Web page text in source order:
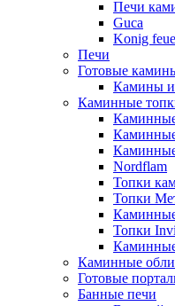
Печи
Guca
Konig
Печи
Готовые
Камины и
Каминные
Nordflam
Топки
Топки
Топки
Каминные
Готовые
Банные печи